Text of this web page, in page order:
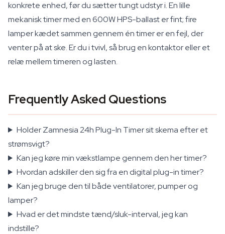
konkrete enhed, før du sætter tungt udstyr i. En lille
mekanisk timer med en 600W HPS-ballast er fint; fire
lamper kædet sammen gennem én timer er en fejl, der
venter på at ske. Er du i tvivl, så brug en kontaktor eller et
relæ mellem timeren og lasten.
Frequently Asked Questions
Holder Zamnesia 24h Plug-In Timer sit skema efter et
strømsvigt?
Kan jeg køre min vækstlampe gennem den her timer?
Hvordan adskiller den sig fra en digital plug-in timer?
Kan jeg bruge den til både ventilatorer, pumper og
lamper?
Hvad er det mindste tænd/sluk-interval, jeg kan
indstille?